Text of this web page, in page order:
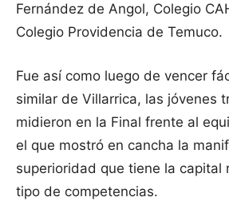
Fernández de Angol, Colegio
Colegio Providencia de Temuco.
Fue así como luego de vencer
similar de Villarrica, las jóvenes
midieron en la Final frente al
el que mostró en cancha la
superioridad que tiene la capital
tipo de competencias.